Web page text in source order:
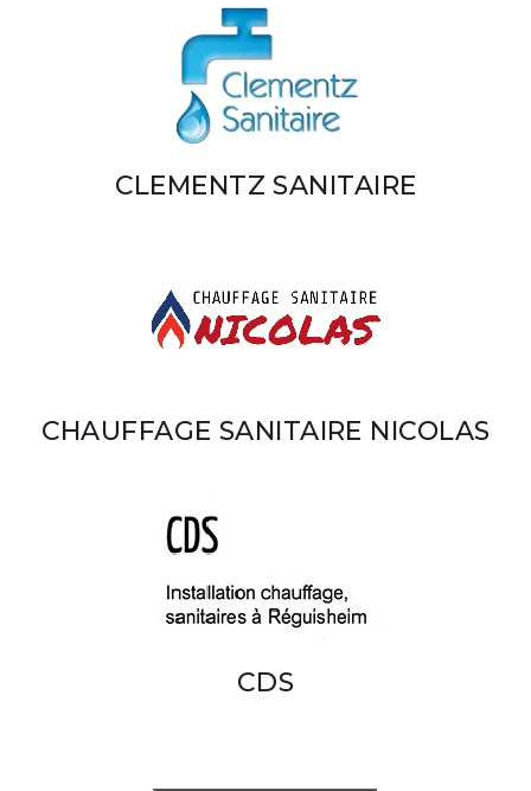
CLEMENTZ SANITAIRE
CHAUFFAGE SANITAIRE NICOLAS
CDS